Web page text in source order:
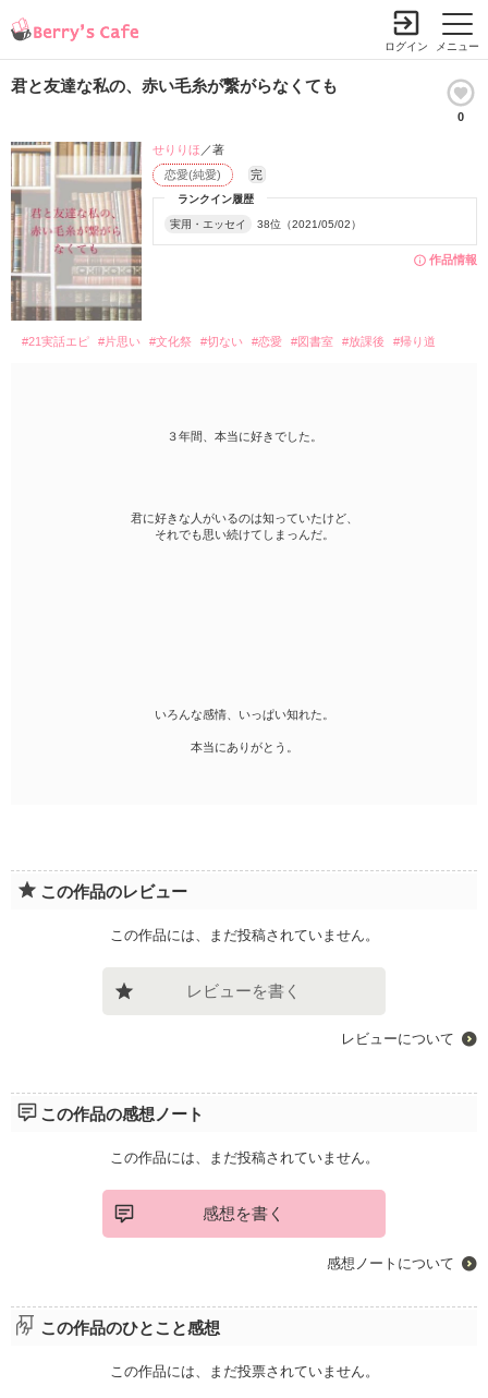
メニュー
ログイン
君と友達な私の、赤い毛糸が繋がらなくても
0
作品情報
ランクイン履歴
実用・エッセイ 38位（2021/05/02）
恋愛(純愛) 完
せりりほ ／著
#21実話エピ #片思い #文化祭 #切ない #恋愛 #図書室 #放課後 #帰り道
３年間、本当に好きでした。
君に好きな人がいるのは知っていたけど、
それでも思い続けてしまっんだ。
いろんな感情、いっぱい知れた。
本当にありがとう。
この作品のレビュー
この作品には、まだ投稿されていません。
レビューを書く
レビューについて
この作品の感想ノート
この作品には、まだ投稿されていません。
感想を書く
感想ノートについて
この作品のひとこと感想
この作品には、まだ投票されていません。